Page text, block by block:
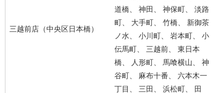
三越前店（中央区日本橋）
道橋、 神田、 神保町、 淡路
町、 大手町、 竹橋、 新御茶
ノ水、 小川町、 岩本町、 小
伝馬町、 三越前、 東日本
橋、 人形町、 馬喰横山、 神
谷町、 麻布十番、 六本木一
丁目、 三田、 浜松町、 田